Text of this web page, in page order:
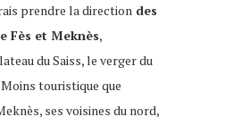
prendre la direction des
Fès et Meknès,
du Saiss, le verger du
touristique que
ses voisines du nord,